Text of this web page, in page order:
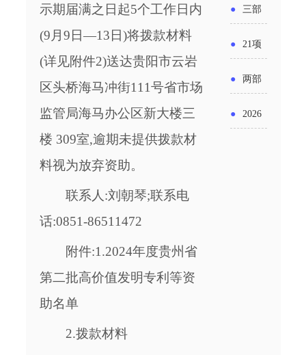
示期届满之日起5个工作日内
(9月9日—13日)将拨款材料
(详见附件2)送达贵阳市云岩
区头桥海马冲街111号省市场
监管局海马办公区新大楼三
楼 309室,逾期未提供拨款材
料视为放弃资助。
联系人:刘朝琴;联系电
话:0851-86511472
附件:1.2024年度贵州省
第二批高价值发明专利等资
助名单
2.拨款材料
政贴息
经营主
帮扶小
额信贷
法及其
实施条
例新变
金投向
领域及
申报要
● 三部
五”期间
支持科
● 21项
务培育
● 两部
● 2026